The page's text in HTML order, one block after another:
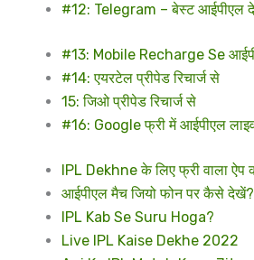
#12: Telegram – बेस्ट आईपीएल
#13: Mobile Recharge Se
#14: एयरटेल प्रीपेड रिचार्ज से
15: जिओ प्रीपेड रिचार्ज से
#16: Google फ्री में आईपीएल
IPL Dekhne के लिए फ्री वाला ऐप
आईपीएल मैच जियो फोन पर कैसे देखें?
IPL Kab Se Suru Hoga?
Live IPL Kaise Dekhe 2022